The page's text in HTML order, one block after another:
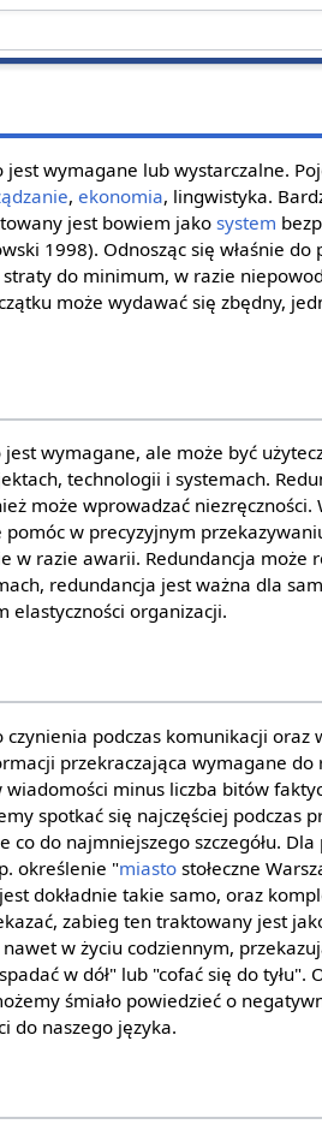
wymagane lub wystarczalne.
,ekonomia, lingwistyka.
jest bowiem jakosystem
1998). Odnosząc się właśnie do
do minimum, w razie
może wydawać się zbędny,
wymagane, ale może być
technologii i systemach.
może wprowadzać niezręczności.
w precyzyjnym
w razie awarii. Redundancja może
redundancja jest ważna dla
elastyczności organizacji.
podczas komunikacji oraz
przekraczająca wymagane do
minus liczba bitów
spotkać się najczęściej podczas
do najmniejszego szczegółu. Dla
określenie "miasto stołeczne
dokładnie takie samo, oraz
zabieg ten traktowany jest
w życiu codziennym,
w dół" lub "cofać się do tyłu".
śmiało powiedzieć o
do naszego języka.